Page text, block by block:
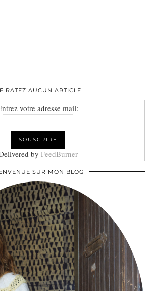
RATEZ AUCUN ARTICLE
votre adresse mail:
by FeedBurner
SUR MON BLOG